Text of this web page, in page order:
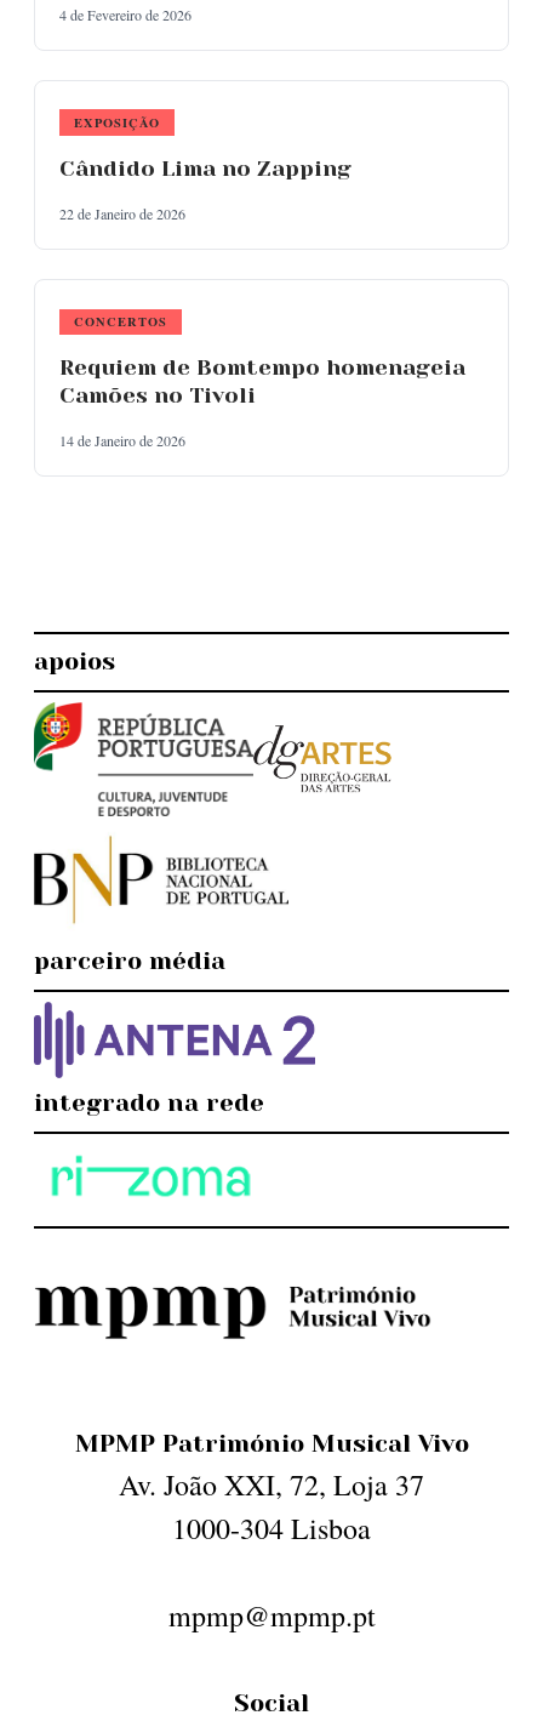
4 de Fevereiro de 2026
EXPOSIÇÃO
Cândido Lima no Zapping
22 de Janeiro de 2026
CONCERTOS
Requiem de Bomtempo homenageia
Camões no Tivoli
14 de Janeiro de 2026
apoios
parceiro média
integrado na rede
MPMP Património Musical Vivo
Av. João XXI, 72, Loja 37
1000-304 Lisboa
mpmp@mpmp.pt
Social